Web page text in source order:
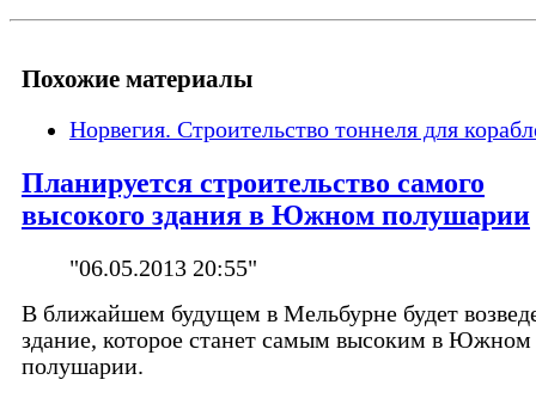
Похожие материалы
Норвегия. Строительство тоннеля для
Планируется строительство самого
высокого здания в Южном полушарии
"06.05.2013 20:55"
В ближайшем будущем в Мельбурне будет
здание, которое станет самым высоким в Южном
полушарии.